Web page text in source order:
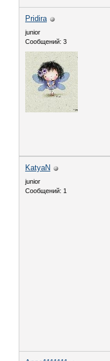
Pridira
junior
Сообщений: 3
KatyaN
junior
Сообщений: 1